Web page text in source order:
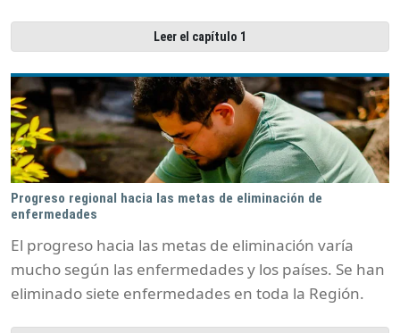
Leer el capítulo 1
Progreso regional hacia las metas de eliminación de
enfermedades
El progreso hacia las metas de eliminación varía
mucho según las enfermedades y los países. Se han
eliminado siete enfermedades en toda la Región.